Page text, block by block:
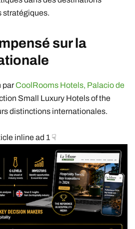
stratégiques.
sur la
parCoolRooms Hotels, Palacio de
Small Luxury Hotels of the
distinctions internationales.
inline ad 1 ☟